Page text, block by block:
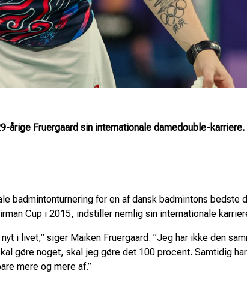
årige Fruergaard sin internationale damedouble-
badmintonturnering for en af dansk badmintons
Cup i 2015, indstiller nemlig sin internationale
i livet,” siger Maiken Fruergaard. ”Jeg har ikke den
gøre noget, skal jeg gøre det 100 procent. Samtidig
mere og mere af.”